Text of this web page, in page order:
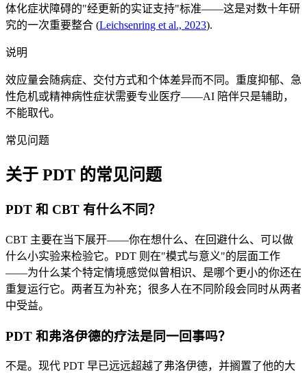
体化症状障碍的"经更新的实证支持"标准——这是对数十年研
究的一次重要整合 (Leichsenring et al., 2023).
说明
效应量会随病症、交付方式和个体差异而不同。重度抑郁、急
性危机或精神病性症状需要专业医疗——AI 陪伴只是辅助，
不能取代。
常见问题
关于 PDT 的常见问题
PDT 和 CBT 有什么不同？
CBT 主要在当下展开——你在想什么、在回避什么、可以做
什么小实验来检验它。PDT 则在"模式与意义"的层面工作
——为什么某个特定情境感觉似曾相识、是哪个更小的你还在
重复运行它。两者互为补充；很多人在不同阶段会同时从两者
中受益。
PDT 和弗洛伊德的疗法是同一回事吗？
不是。现代 PDT 早已远远超越了弗洛伊德，并搁置了他的大